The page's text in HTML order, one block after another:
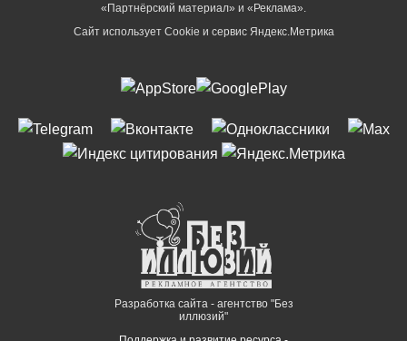
«Партнёрский материал» и «Реклама».
Сайт использует Cookie и сервиc Яндекс.Метрика
Разработка сайта - агентство "Без
иллюзий"